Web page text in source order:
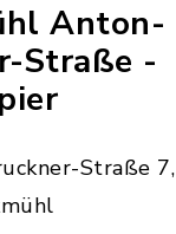
Anton-
Straße -
Straße 7,